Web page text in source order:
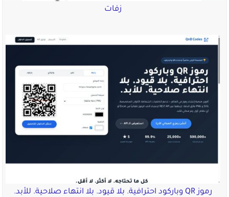
زفات
رموز QR وباركود احترافية. بلا قيود. بلا انتهاء صلاحية. للأبد.